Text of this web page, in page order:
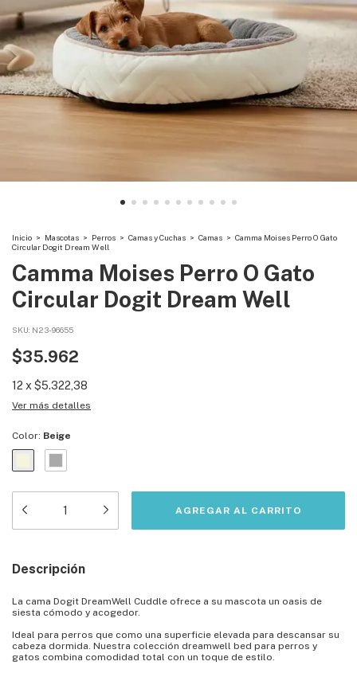
Inicio > Mascotas > Perros > Camas y Cuchas > Camas > Camma Moises Perro O Gato
Circular Dogit Dream Well
Camma Moises Perro O Gato
Circular Dogit Dream Well
SKU: N23-96655
$35.962
12 x $5.322,38
Ver más detalles
Color: Beige
Descripción
La cama Dogit DreamWell Cuddle ofrece a su mascota un oasis de
siesta cómodo y acogedor.
Ideal para perros que como una superficie elevada para descansar su
cabeza dormida. Nuestra colección dreamwell bed para perros y
gatos combina comodidad total con un toque de estilo.